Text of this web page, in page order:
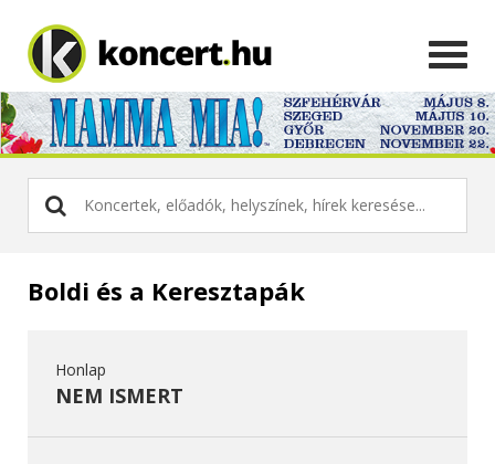
Boldi és a Keresztapák
Honlap
NEM ISMERT